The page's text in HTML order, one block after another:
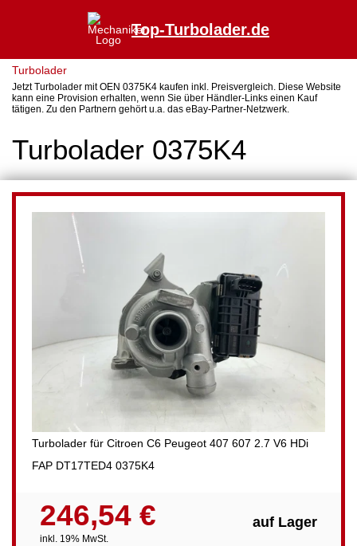
Top-Turbolader.de
Turbolader
Jetzt Turbolader mit OEN 0375K4 kaufen inkl. Preisvergleich. Diese Website
kann eine Provision erhalten, wenn Sie über Händler-Links einen Kauf
tätigen. Zu den Partnern gehört u.a. das eBay-Partner-Netzwerk.
Turbolader 0375K4
Turbolader für Citroen C6 Peugeot 407 607 2.7 V6 HDi
FAP DT17TED4 0375K4
246,54 €
inkl. 19% MwSt.
auf Lager